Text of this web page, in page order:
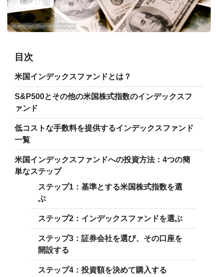
目次
米国インデックスファンドとは？
S&P500とその他の米国株式指数のインデックスフ
ァンド
低コストな手数料を提供するインデックスファンド
一覧
米国インデックスファンドへの投資方法：4つの簡
単なステップ
ステップ1：基準とする米国株式指数を選
ぶ
ステップ2：インデックスファンドを選ぶ
ステップ3：証券会社を選び、その口座を
開設する
ステップ4：投資額を決めて購入する